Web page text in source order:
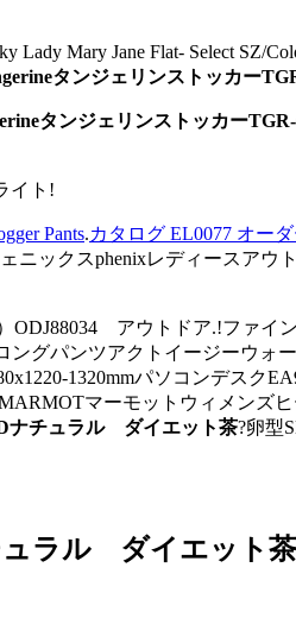
Lady Mary Jane Flat- Select
タンジェリンストッカー
タンジェリンストッカー
イト!
Pants.カタログ EL0077 オー
ニックスphenixレディースアウ
アウトドア.!ファイ
グパンツアクトイージーウ
1320mmパソコンデス
マーモットウィメンズ
ナチュラル ダイエット茶?卵型
ラル ダイエット